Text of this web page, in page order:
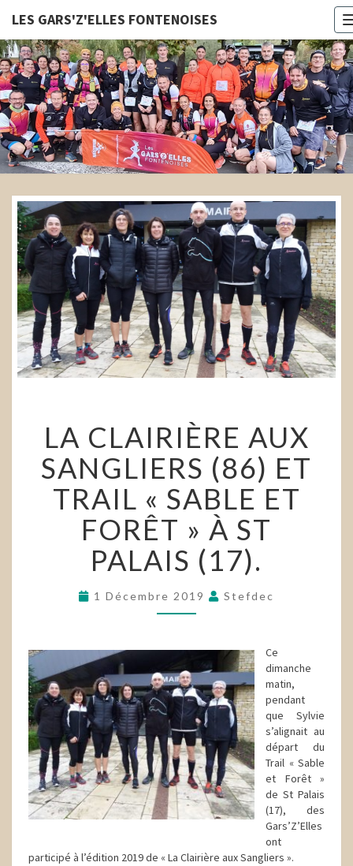
LES GARS'Z'ELLES FONTENOISES
LES
CLAIRIÈRE
AUX
SANGLIERS
(86)
ET
TRAIL
« SABLE
ET
FORÊT »
À
PALAIS
(17).
LA CLAIRIÈRE AUX
SANGLIERS (86) ET
TRAIL « SABLE ET
FORÊT » À ST
PALAIS (17).
1 Décembre 2019 Stefdec
Ce
dimanche
matin,
pendant
que Sylvie
s’alignait au
départ du
Trail « Sable
et Forêt »
de St Palais
(17), des
Gars’Z’Elles
ont
participé à l’édition 2019 de « La Clairière aux Sangliers ».